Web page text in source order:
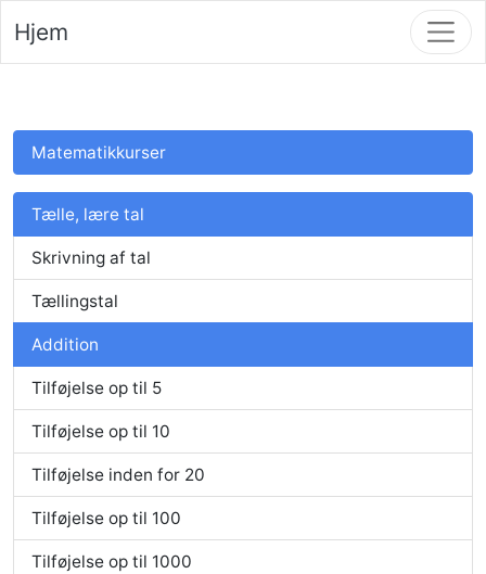
Hjem
Matematikkurser
Tælle, lære tal
Skrivning af tal
Tællingstal
Addition
Tilføjelse op til 5
Tilføjelse op til 10
Tilføjelse inden for 20
Tilføjelse op til 100
Tilføjelse op til 1000